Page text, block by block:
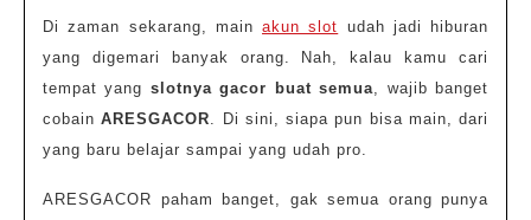
Di zaman sekarang, main akun slot udah jadi hiburan
yang digemari banyak orang. Nah, kalau kamu cari
tempat yang slotnya gacor buat semua, wajib banget
cobainARESGACOR. Di sini, siapa pun bisa main, dari
yang baru belajar sampai yang udah pro.
ARESGACOR paham banget, gak semua orang punya